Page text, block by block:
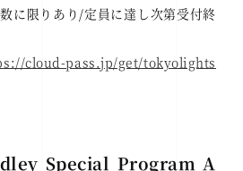
に限りあり/定員に達し次第受付終
cloud-pass.jp/get/tokyolights
Special Program A